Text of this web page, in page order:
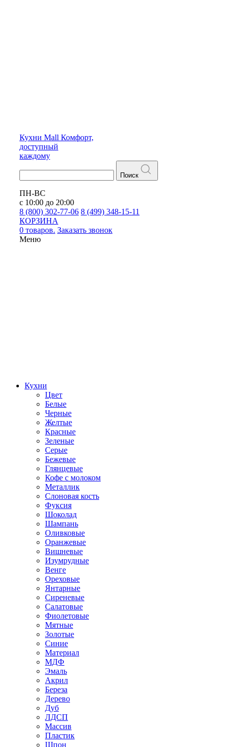
Кухни Mall Комфорт,
доступный
каждому
Поиск
ПН-ВС
с 10:00 до 20:00
8 (800) 302-77-06 8 (499) 348-15-11
КОРЗИНА
0 товаров. Заказать звонок
Меню
Кухни
Цвет
Белые
Черные
Желтые
Красные
Зеленые
Серые
Бежевые
Глянцевые
Кофе с молоком
Металлик
Слоновая кость
Фуксия
Шоколад
Шампань
Оливковые
Оранжевые
Вишневые
Изумрудные
Венге
Ореховые
Янтарные
Сиреневые
Салатовые
Фиолетовые
Мятные
Золотые
Синие
Материал
МДФ
Эмаль
Акрил
Береза
Дерево
Дуб
ЛДСП
Массив
Пластик
Шпон